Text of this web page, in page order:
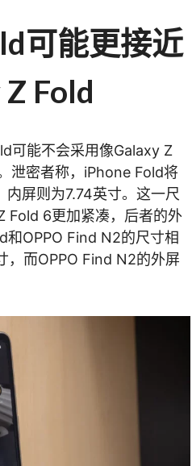
可能更接近
Fold
可能不会采用像Galaxy Z
泄密者称，iPhone Fold将
屏则为7.74英寸。这一尺
Fold 6更加紧凑，后者的外
和OPPO Find N2的尺寸相
，而OPPO Find N2的外屏